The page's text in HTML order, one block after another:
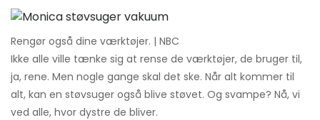
Rengør også dine værktøjer. | NBC
Ikke alle ville tænke sig at rense de værktøjer, de bruger til,
ja, rene. Men nogle gange skal det ske. Når alt kommer til
alt, kan en støvsuger også blive støvet. Og svampe? Nå, vi
ved alle, hvor dystre de bliver.